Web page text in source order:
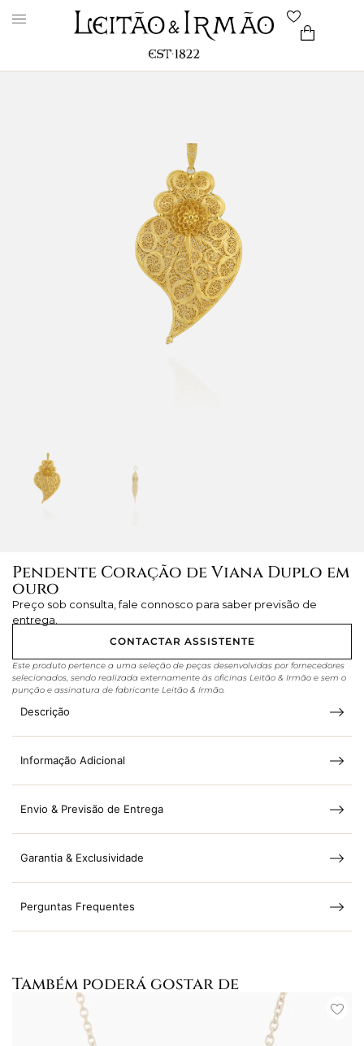
Pendente Coração de Viana Duplo em
ouro
Preço sob consulta, fale connosco para saber previsão de
entrega.
CONTACTAR ASSISTENTE
Este produto pertence a uma seleção de peças desenvolvidas por fornecedores
selecionados, sendo realizada externamente às oficinas Leitão & Irmão e sem o
punção e assinatura de fabricante Leitão & Irmão.
Descrição
Informação Adicional
Envio & Previsão de Entrega
Garantia & Exclusividade
Perguntas Frequentes
Também poderá gostar de